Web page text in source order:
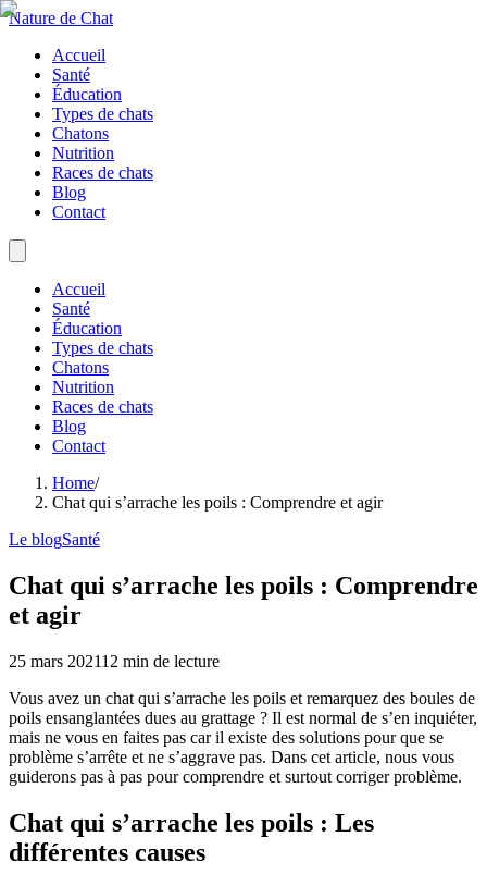
Nature de Chat
Accueil
Santé
Éducation
Types de chats
Chatons
Nutrition
Races de chats
Blog
Contact
Accueil
Santé
Éducation
Types de chats
Chatons
Nutrition
Races de chats
Blog
Contact
Home/
Chat qui s’arrache les poils : Comprendre et agir
Le blogSanté
Chat qui s’arrache les poils : Comprendre
et agir
25 mars 202112 min de lecture
Vous avez un chat qui s’arrache les poils et remarquez des boules de
poils ensanglantées dues au grattage ? Il est normal de s’en inquiéter,
mais ne vous en faites pas car il existe des solutions pour que se
problème s’arrête et ne s’aggrave pas. Dans cet article, nous vous
guiderons pas à pas pour comprendre et surtout corriger problème.
Chat qui s’arrache les poils : Les
différentes causes